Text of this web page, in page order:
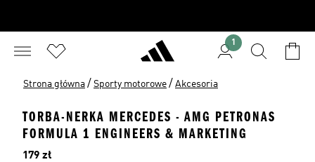
1
Strona główna / Sporty motorowe / Akcesoria
TORBA-NERKA MERCEDES - AMG PETRONAS
FORMULA 1 ENGINEERS & MARKETING
Cena
179 zł